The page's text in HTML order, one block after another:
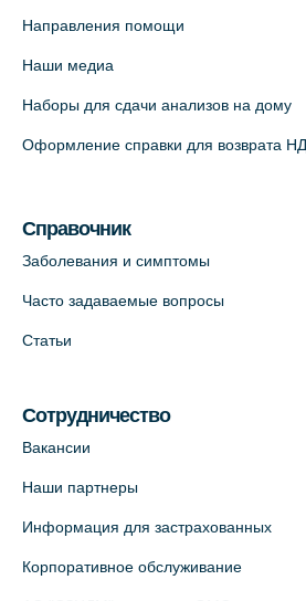
+7 (812) 660-73-69
На карте
Красносельское шоссе, 54,
Медицинский центр на
д.3, В.О. (официальный
+7 (812) 986-98-91
Направления помощи
Наши медиа
Наборы для сдачи анализов на дому
Оформление справки для возврата
Справочник
Заболевания и симптомы
Часто задаваемые вопросы
Статьи
Сотрудничество
Вакансии
Наши партнеры
Информация для застрахованных
Корпоративное обслуживание